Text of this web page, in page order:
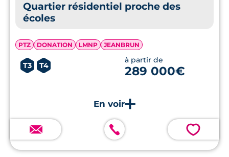
Quartier résidentiel proche des
écoles
PTZ DONATION LMNP JEANBRUN
T3 T4
à partir de
289 000€
💗